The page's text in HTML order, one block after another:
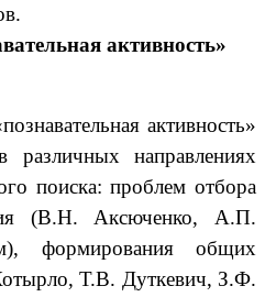
активность»
активность»
различных направлениях
поиска: проблем отбора
(В.Н. Аксюченко, А.П.
формирования общих
Т.В. Дуткевич, З.Ф.